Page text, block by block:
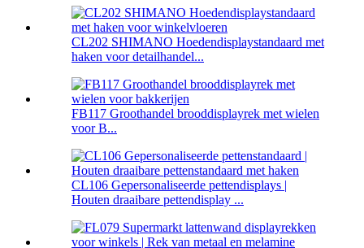
CL202 SHIMANO Hoedendisplaystandaard met
haken voor detailhandel...
FB117 Groothandel brooddisplayrek met wielen
voor B...
CL106 Gepersonaliseerde pettendisplays |
Houten draaibare pettendisplay ...